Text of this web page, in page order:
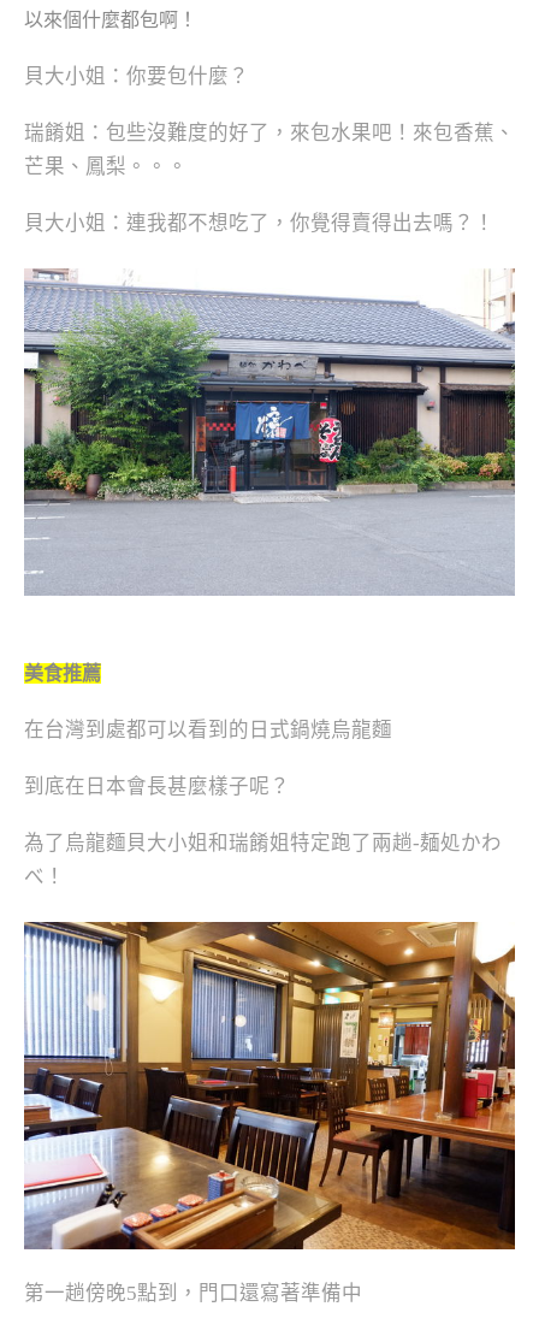
以來個什麼都包啊！
貝大小姐：你要包什麼？
瑞餚姐：包些沒難度的好了，來包水果吧！來包香蕉、
芒果、鳳梨。。。
貝大小姐：連我都不想吃了，你覺得賣得出去嗎？！
美食推薦
在台灣到處都可以看到的日式鍋燒烏龍麵
到底在日本會長甚麼樣子呢？
為了烏龍麵貝大小姐和瑞餚姐特定跑了兩趟-麺処かわ
べ！
第一趟傍晚5點到，門口還寫著準備中